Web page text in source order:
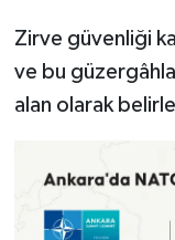
Zirve güvenliği
ve bu
alan olarak